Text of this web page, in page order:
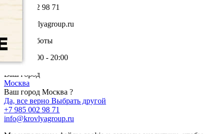
+7 985 002 98 71
info@krovlyagroup.ru
Режим работы
Пн-Пт: 9:00 - 20:00
Ваш город
Москва
Ваш город Москва ?
Да, все верно Выбрать другой
+7 985 002 98 71
info@krovlyagroup.ru